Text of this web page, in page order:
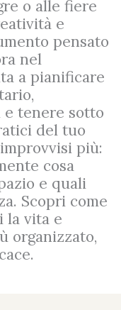
o alle fiere
e
pensato
nel
a pianificare
tenere sotto
del tuo
più:
cosa
e quali
Scopri come
la vita e
organizzato,